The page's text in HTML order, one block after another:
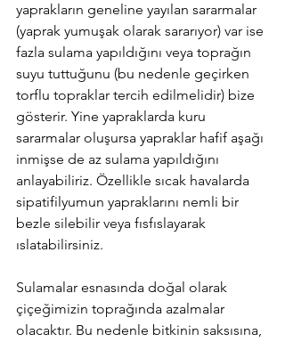
yaprakların geneline yayılan sararmalar
(yaprak yumuşak olarak sararıyor) var ise
fazla sulama yapıldığını veya toprağın
suyu tuttuğunu (bu nedenle geçirken
torflu topraklar tercih edilmelidir) bize
gösterir. Yine yapraklarda kuru
sararmalar oluşursa yapraklar hafif aşağı
inmişse de az sulama yapıldığını
anlayabiliriz. Özellikle sıcak havalarda
sipatifilyumun yapraklarını nemli bir
bezle silebilir veya fısfıslayarak
ıslatabilirsiniz.
Sulamalar esnasında doğal olarak
çiçeğimizin toprağında azalmalar
olacaktır. Bu nedenle bitkinin saksısına,